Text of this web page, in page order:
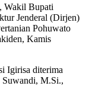
Wakil Bupati
Jenderal (Dirjen)
Pohuwato
Kamis
Igirisa diterima
Suwandi, M.Si.,